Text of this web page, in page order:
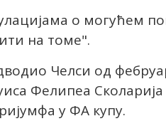
о могућем
на томе".
Челси од
Фелипеа
у ФА купу.